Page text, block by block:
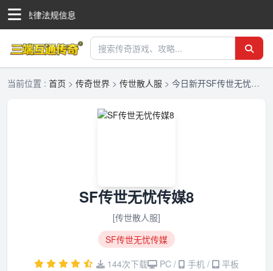
反法律法规信息
当前位置 : 首页 > 传奇世界 > 传世散人服 > 今日新开SF传世无忧传媒8-SF传世无忧传媒8正版授权-三端互通传奇发布网
SF传世无忧传媒8
[传世散人服]
SF传世无忧传媒
144次下载
PC / 手机 /
平板